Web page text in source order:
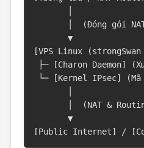
│  (Đóng gói
       ▼
[VPS Linux
├─ [Charon Daemon]
└─ [Kernel IPsec]
│  (NAT &
       ▼